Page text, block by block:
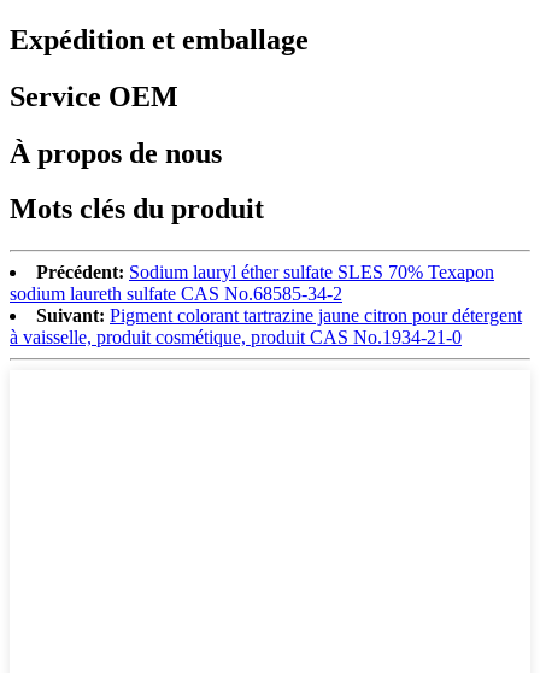
Expédition et emballage
Service OEM
À propos de nous
Mots clés du produit
Précédent: Sodium lauryl éther sulfate SLES 70% Texapon
sodium laureth sulfate CAS No.68585-34-2
Suivant: Pigment colorant tartrazine jaune citron pour détergent
à vaisselle, produit cosmétique, produit CAS No.1934-21-0